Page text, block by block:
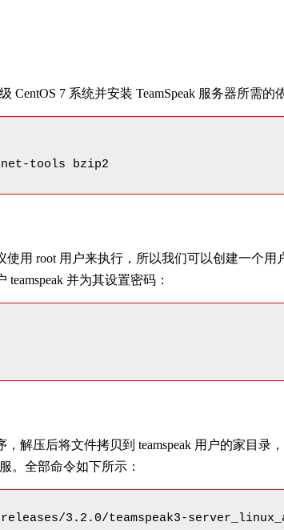
7 系统并安装 TeamSpeak 服务器所需的
tools bzip2
用 root 用户来执行，所以我们可以创建一个用
并为其设置密码：
，解压后将文件拷贝到 teamspeak 用户的家目录
。全部命令如下所示：
3.2.0/teamspeak3-